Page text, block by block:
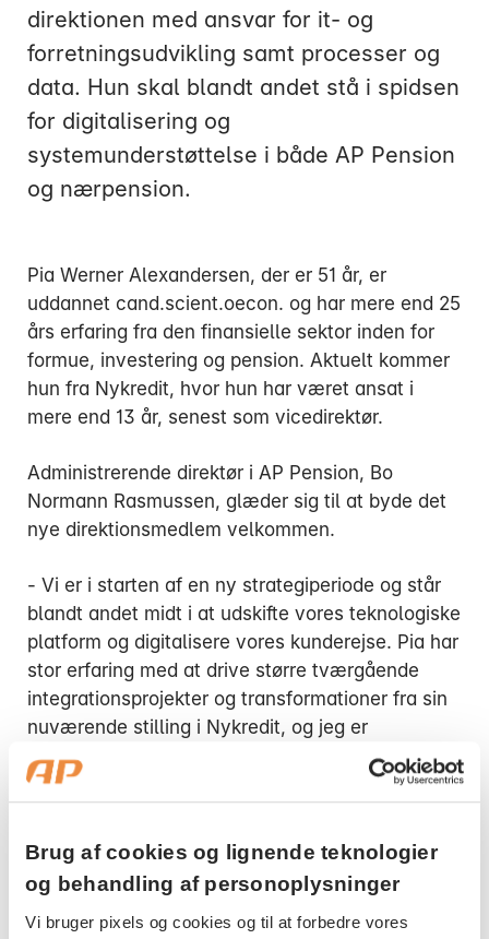
Brug af cookies og lignende teknologier
og behandling af personoplysninger
Vi bruger pixels og cookies og til at forbedre vores
direktionen med ansvar for it- og
forretningsudvikling samt processer og
data. Hun skal blandt andet stå i spidsen
for digitalisering og
systemunderstøttelse i både AP Pension
og nærpension.
Pia Werner Alexandersen, der er 51 år, er
uddannet cand.scient.oecon. og har mere end 25
års erfaring fra den finansielle sektor inden for
formue, investering og pension. Aktuelt kommer
hun fra Nykredit, hvor hun har været ansat i
mere end 13 år, senest som vicedirektør.
Administrerende direktør i AP Pension, Bo
Normann Rasmussen, glæder sig til at byde det
nye direktionsmedlem velkommen.
- Vi er i starten af en ny strategiperiode og står
blandt andet midt i at udskifte vores teknologiske
platform og digitalisere vores kunderejse. Pia har
stor erfaring med at drive større tværgående
integrationsprojekter og transformationer fra sin
nuværende stilling i Nykredit, og jeg er
overbevist om, at hun bliver et værdifuldt bidrag
til at bringe AP Pension sikkert igennem
direktionen glæder os til at tage imod Pia.
Pia Werner Alexandersen ser frem til at starte i
AP Pension.
Mandag:
Tirsdag:
Onsdag:
Torsdag:
3916 5000